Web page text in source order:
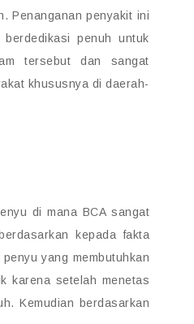
Penanganan penyakit ini
penuh untuk
tersebut dan sangat
khususnya di daerah-
di mana BCA sangat
kepada fakta
yang membutuhkan
karena setelah menetas
Kemudian berdasarkan